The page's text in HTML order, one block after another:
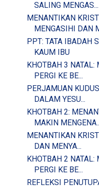
SALING MENGAS...
MENANTIKAN
MENGASIHI DAN
PPT: TATA IBADAH
KAUM IBU
KHOTBAH 3 NATAL:
PERGI KE BE...
PERJAMUAN
DALAM YESU...
KHOTBAH 2:
MAKIN
MENANTIKAN
DAN MENYA...
KHOTBAH 2 NATAL:
PERGI KE BE...
REFLEKSI